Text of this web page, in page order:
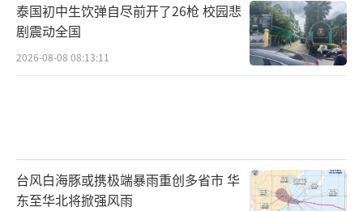
泰国初中生饮弹自尽前开了26枪 校园悲
剧震动全国
2026-08-08 08:13:11
台风白海豚或携极端暴雨重创多省市 华
东至华北将掀强风雨